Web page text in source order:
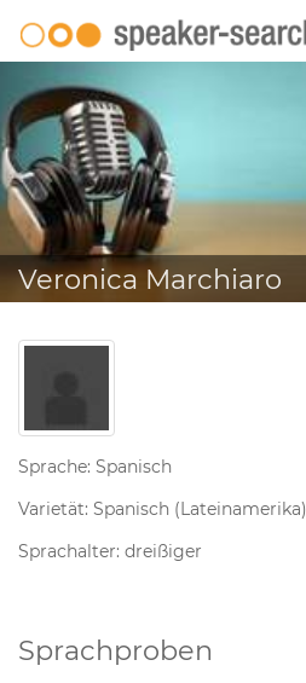
Veronica Marchiaro
Sprache: Spanisch
Varietät: Spanisch (Lateinamerika)
Sprachalter: dreißiger
Sprachproben